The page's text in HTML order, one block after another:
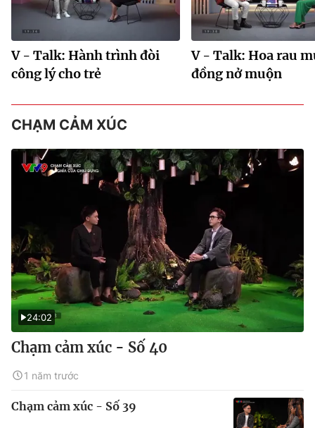
V - Talk: Hành trình đòi
công lý cho trẻ
V - Talk: Hoa rau
đồng nở muộn
CHẠM CẢM XÚC
24:02
Chạm cảm xúc - Số 40
1 năm trước
Chạm cảm xúc - Số 39